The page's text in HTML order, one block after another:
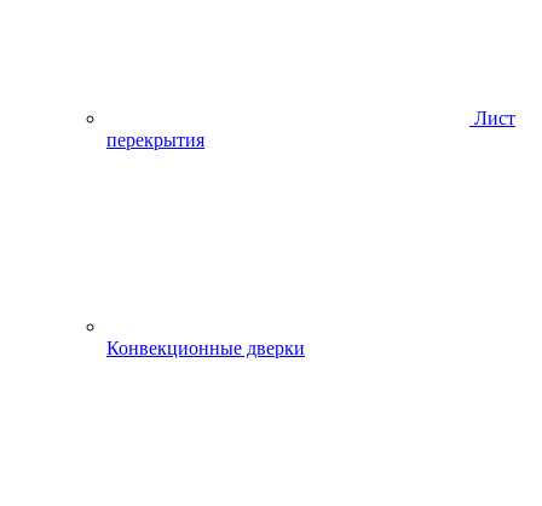
Лист
перекрытия
Конвекционные дверки